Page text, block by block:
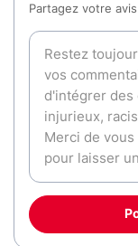
Partagez votre